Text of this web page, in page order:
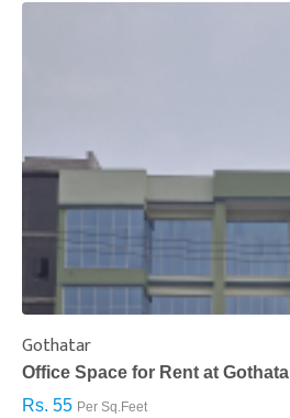
Gothatar
Office Space for Rent at
Rs. 55 Per Sq.Feet